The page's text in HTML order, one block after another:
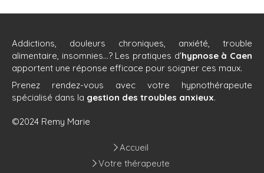
Addictions, douleurs chroniques, anxiété, trouble
alimentaire, insomnies...? Les pratiques d'hypnose à Caen
apportent une réponse efficace pour soigner ces maux.
Prenez rendez-vous avec votre hypnothérapeute
spécialisé dans la gestion des troubles anxieux.
©2024 Remy Marie
Accueil
Votre thérapeute